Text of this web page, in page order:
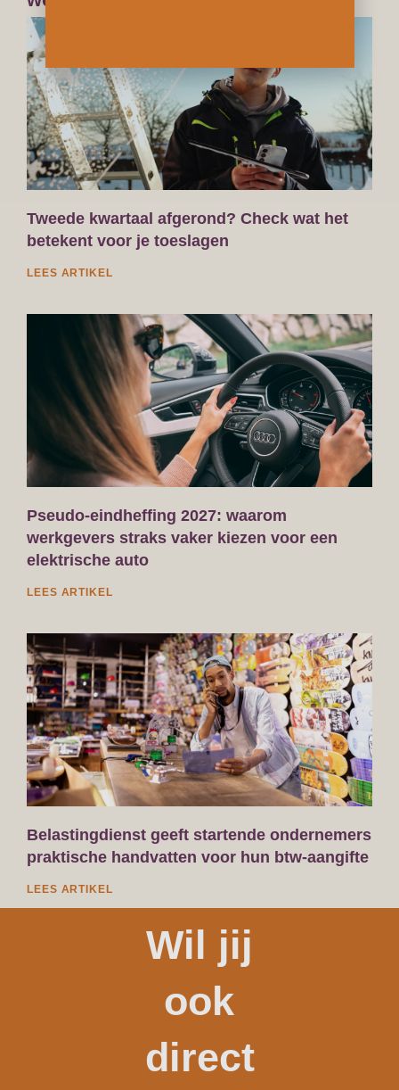
Tweede kwartaal afgerond? Check wat het
betekent voor je toeslagen
LEES ARTIKEL
Pseudo-eindheffing 2027: waarom
werkgevers straks vaker kiezen voor een
elektrische auto
LEES ARTIKEL
Belastingdienst geeft startende ondernemers
praktische handvatten voor hun btw-aangifte
LEES ARTIKEL
Wil jij
ook
direct